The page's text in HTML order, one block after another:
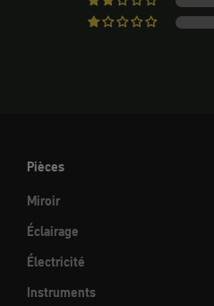
Pièces
Miroir
Éclairage
Électricité
Instruments